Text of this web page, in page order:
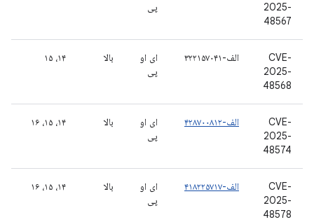
2025-
48567
پی
CVE-
2025-
48568
الف-۳۲۲۱۵۷۰۴۱
ای او
پی
بالا ۱۴، ۱۵
CVE-
2025-
48574
الف-۴۲۸۷۰۰۸۱۲
ای او
پی
بالا ۱۴، ۱۵، ۱۶
CVE-
2025-
48578
الف-۴۱۸۲۲۵۷۱۷
ای او
پی
بالا ۱۴، ۱۵، ۱۶